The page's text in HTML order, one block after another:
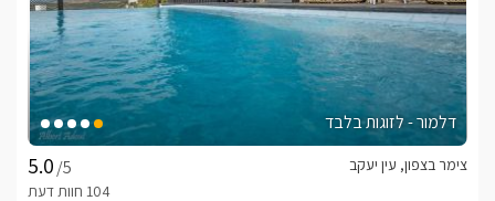
דלמור - לזוגות בלבד
/5
צימר בצפון, עין יעקב